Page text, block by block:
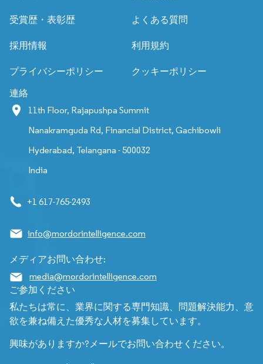
受賞歴・表彰歴 よくある質問
採用情報 利用規約
プライバシーポリシー クッキーポリシー
連絡
11th Floor, Rajapushpa Summit
Nanakramguda Rd, Financial District, Gachibowli
Hyderabad, Telangana - 500032
India
+1 617-765-2493
info@mordorintelligence.com
メディアお問い合わせ:
media@mordorintelligence.com
ご参加ください
私たちは常に、業界に関する専門知識、問題解決能力、意
欲を兼ね備えた優秀な人材を募集しています。
興味がありますか?メールでお問い合わせください。